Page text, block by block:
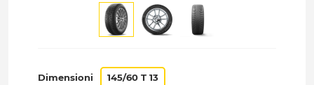
Dimensioni 145/60 T 13